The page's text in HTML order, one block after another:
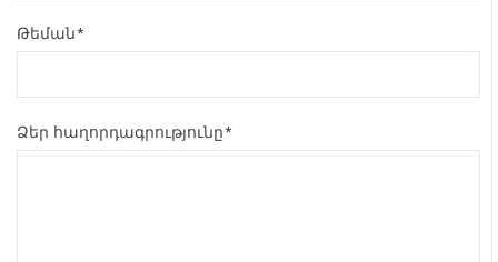
Թեման*
Ձեր հաղորդագրությունը*